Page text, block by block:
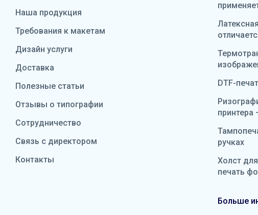
Наша продукция
Требования к макетам
Дизайн услуги
Доставка
Полезные статьи
Отзывы о типографии
Сотрудничество
Связь с директором
Контакты
DTF-
ручках
Холст
печать
Больше